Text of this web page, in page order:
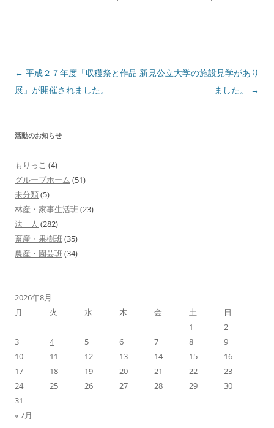
投
稿
ゲ
シ
ョ
ン
← 平成２７年度「収穫祭と作品
展」が開催されました。
新見公立大学の施設見学があり
ました。
→
活動のお知らせ
もりっこ (4)
グループホーム (51)
未分類(5)
林産・家事生活班(23)
法 人 (282)
畜産・果樹班(35)
農産・園芸班(34)
2026年8月
月
火 水 木 金 土
日
1
2
3
4 5 6 7 8
9
10
11 12 13 14 15
16
17
18 19 20 21 22
23
24
25 26 27 28 29
30
31
« 7月